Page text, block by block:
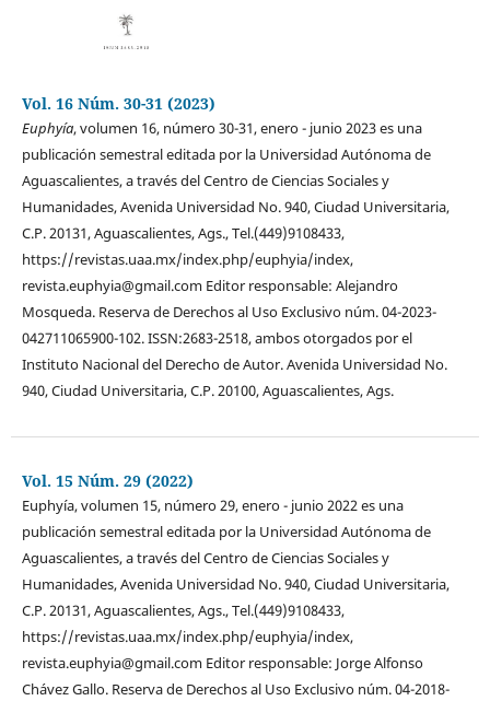
Vol. 16 Núm. 30-31 (2023)
Euphyía, volumen 16, número 30-31, enero - junio 2023 es una
publicación semestral editada por la Universidad Autónoma de
Aguascalientes, a través del Centro de Ciencias Sociales y
Humanidades, Avenida Universidad No. 940, Ciudad Universitaria,
C.P. 20131, Aguascalientes, Ags., Tel.(449)9108433,
https://revistas.uaa.mx/index.php/euphyia/index,
revista.euphyia@gmail.com Editor responsable: Alejandro
Mosqueda. Reserva de Derechos al Uso Exclusivo núm. 04-2023-
042711065900-102. ISSN:2683-2518, ambos otorgados por el
Instituto Nacional del Derecho de Autor. Avenida Universidad No.
940, Ciudad Universitaria, C.P. 20100, Aguascalientes, Ags.
Vol. 15 Núm. 29 (2022)
Euphyía, volumen 15, número 29, enero - junio 2022 es una
publicación semestral editada por la Universidad Autónoma de
Aguascalientes, a través del Centro de Ciencias Sociales y
Humanidades, Avenida Universidad No. 940, Ciudad Universitaria,
C.P. 20131, Aguascalientes, Ags., Tel.(449)9108433,
https://revistas.uaa.mx/index.php/euphyia/index,
revista.euphyia@gmail.com Editor responsable: Jorge Alfonso
Chávez Gallo. Reserva de Derechos al Uso Exclusivo núm. 04-2018-